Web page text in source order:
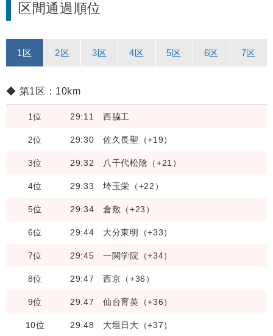
区間通過順位
1区 2区 3区 4区 5区 6区 7区
第1区：10km
1位 29:11 西脇工
2位 29:30 佐久長聖（+19）
3位 29:32 八千代松陰（+21）
4位 29:33 埼玉栄（+22）
5位 29:34 倉敷（+23）
6位 29:44 大分東明（+33）
7位 29:45 一関学院（+34）
8位 29:47 西京（+36）
9位 29:47 仙台育英（+36）
10位 29:48 大垣日大（+37）